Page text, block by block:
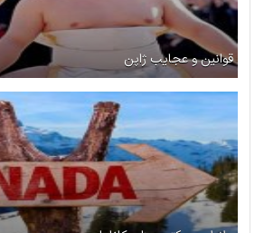
قوانین و عجایب ژاپن